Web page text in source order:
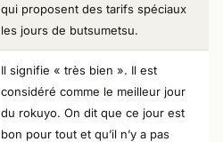
qui proposent des tarifs spéciaux
les jours de butsumetsu.
Il signifie « très bien ». Il est
considéré comme le meilleur jour
du rokuyo. On dit que ce jour est
bon pour tout et qu’il n’y a pas